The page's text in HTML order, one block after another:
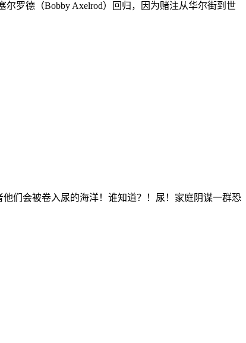
罗德（Bobby Axelrod）回归，因为赌注从华尔街到世
们会被卷入尿的海洋！谁知道？！尿！家庭阴谋一群恐